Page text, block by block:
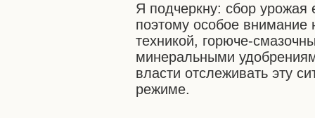
Я подчеркну: сбор
поэтому особое внимание
техникой, горюче-
минеральными
власти отслеживать эту
режиме.